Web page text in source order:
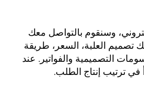
وسنقوم بالتواصل معك
العلبة، السعر، طريقة
التصميمية والفواتير. عند
في ترتيب إنتاج الطلب.